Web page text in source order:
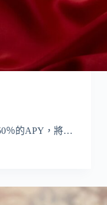
％的APY，將…